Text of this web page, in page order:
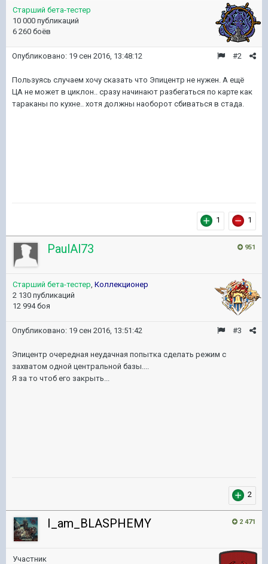
Старший бета-тестер
10 000 публикаций
6 260 боёв
#2
Опубликовано: 19 сен 2016, 13:48:12
Пользуясь случаем хочу сказать что Эпицентр не нужен. А ещё
ЦА не может в циклон.. сразу начинают разбегаться по карте как
тараканы по кухне.. хотя должны наоборот сбиваться в стада.
1 1
951
PaulAl73
Старший бета-тестер Коллекционер
2 130 публикаций
12 994 боя
#3
Опубликовано: 19 сен 2016, 13:51:42
Эпицентр очередная неудачная попытка сделать режим с
захватом одной центральной базы....
Я за то чтоб его закрыть...
2
2 471
I_am_BLASPHEMY
Участник